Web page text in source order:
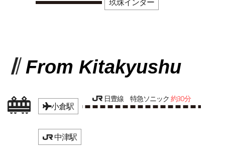
From Kitakyushu
小倉駅
日豊線 特急ソニック 約30分
中津駅